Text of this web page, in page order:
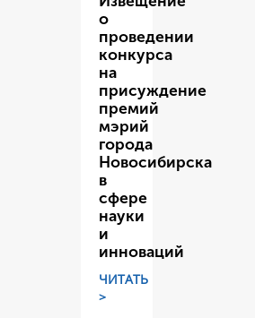
о
проведении
конкурса
на
присуждение
премий
мэрий
города
Новосибирска
в
сфере
науки
и
инноваций
ЧИТАТЬ
>